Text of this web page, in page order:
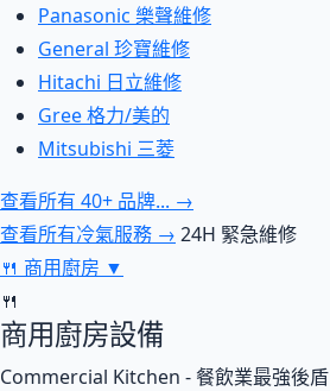
Panasonic 樂聲維修
General 珍寶維修
Hitachi 日立維修
Gree 格力/美的
Mitsubishi 三菱
查看所有 40+ 品牌... →
查看所有冷氣服務 → 24H 緊急維修
🍴 商用廚房 ▼
🍴
商用廚房設備
Commercial Kitchen - 餐飲業最強後盾